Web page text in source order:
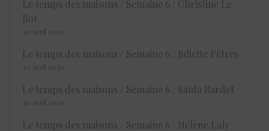
Le temps des maisons / Semaine 6 : Christine Le
Bot
30 avril 2020
Le temps des maisons / Semaine 6 : Juliette Pêtrès
30 avril 2020
Le temps des maisons / Semaine 6 : Saïda Bardet
30 avril 2020
Le temps des maisons / Semaine 6 : Hélène Laly